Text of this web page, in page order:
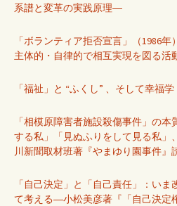
系譜と変革の実践原理―
「ボランティア拒否宣言」（1986
主体的・自律的で相互実現を図る
「福祉」と “ふくし” 、そして幸福学
「相模原障害者施設殺傷事件」の
する私」「見ぬふりをして見る私
川新聞取材班著『やまゆり園事件
「自己決定」と「自己責任」：い
て考える―小松美彦著『「自己決定